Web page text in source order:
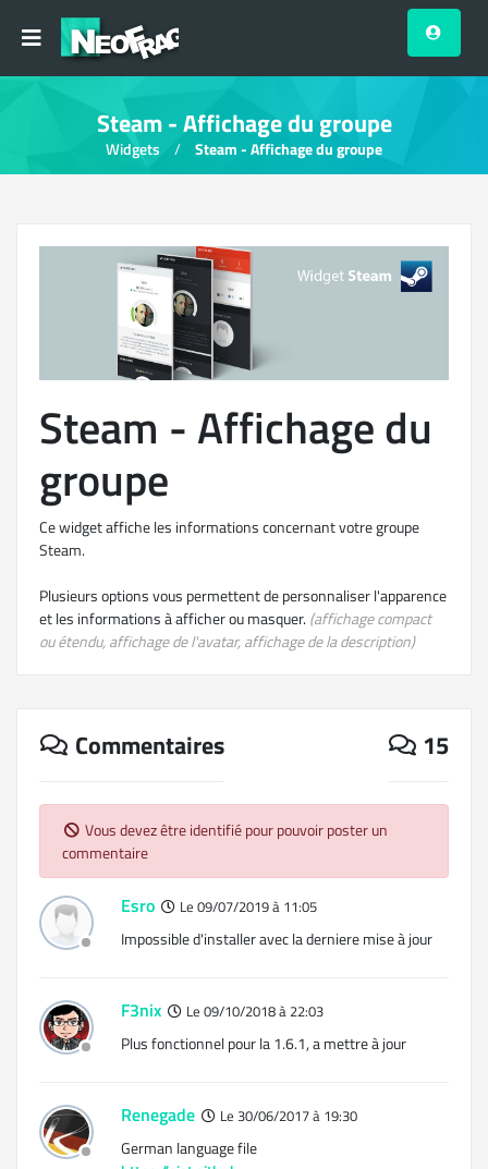
Steam - Affichage du groupe
Widgets Steam - Affichage du groupe
Steam - Affichage du
groupe
Ce widget affiche les informations concernant votre groupe
Steam.
Plusieurs options vous permettent de personnaliser l'apparence
et les informations à afficher ou masquer. (affichage compact
ou étendu, affichage de l'avatar, affichage de la description)
15
Commentaires
Vous devez être identifié pour pouvoir poster un
commentaire
Esro Le 09/07/2019 à 11:05
Impossible d'installer avec la derniere mise à jour
F3nix Le 09/10/2018 à 22:03
Plus fonctionnel pour la 1.6.1, a mettre à jour
Renegade Le 30/06/2017 à 19:30
German language file